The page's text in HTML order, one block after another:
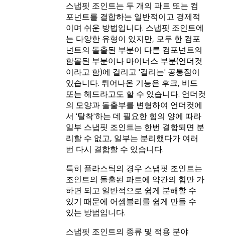
스냅핏 조인트는 두 개의 파트 또는 컴
포넌트를 결합하는 일반적이고 경제적
이며 쉬운 방법입니다. 스냅핏 조인트에
는 다양한 유형이 있지만, 모두 한 컴포
넌트의 돌출된 부분이 다른 컴포넌트의
함몰된 부분이나 마이너스 부분(언더컷
이라고 함)에 걸리고 '걸리는' 공통점이
있습니다. 튀어나온 기능은 후크, 비드
또는 헤드라고도 할 수 있습니다. 언더컷
의 모양과 돌출부를 변형하여 언더컷에
서 '탈착'하는 데 필요한 힘의 양에 따라
일부 스냅핏 조인트는 한번 결합되면 분
리할 수 없고, 일부는 분리했다가 여러
번 다시 결합할 수 있습니다.
특히 플라스틱의 경우 스냅핏 조인트는
조인트의 돌출된 파트에 약간의 힘만 가
하면 되고 일반적으로 쉽게 분해할 수
있기 때문에 어셈블리를 쉽게 만들 수
있는 방법입니다.
스냅핏 조인트의 종류 및 적용 분야